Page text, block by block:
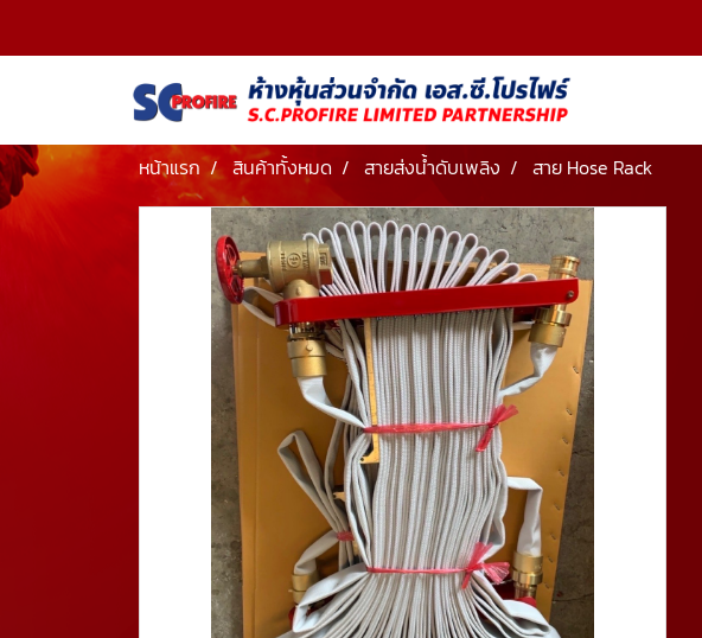
หน้าแรก สินค้าทั้งหมด สายส่งน้ำดับเพลิง สาย Hose Rack